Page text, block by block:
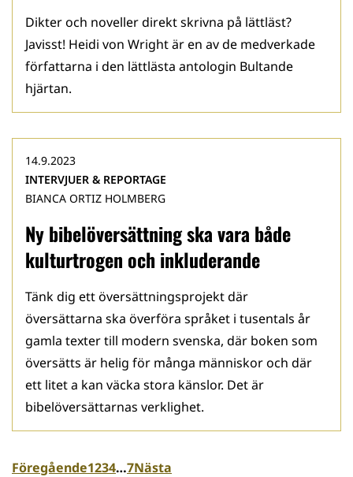
Dikter och noveller direkt skrivna på lättläst?
Javisst! Heidi von Wright är en av de medverkade
författarna i den lättlästa antologin Bultande
hjärtan.
Ny bibelöversättning ska vara både
kulturtrogen och inkluderande
14.9.2023
INTERVJUER & REPORTAGE
BIANCA ORTIZ HOLMBERG
Tänk dig ett översättningsprojekt där
översättarna ska överföra språket i tusentals år
gamla texter till modern svenska, där boken som
översätts är helig för många människor och där
ett litet a kan väcka stora känslor. Det är
bibelöversättarnas verklighet.
Föregående1234…7Nästa